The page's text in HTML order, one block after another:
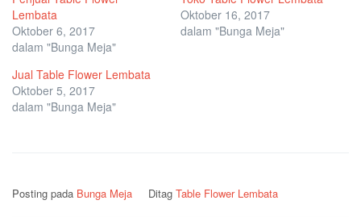
Lembata
Oktober 6, 2017
dalam "Bunga Meja"
Oktober 16, 2017
dalam "Bunga Meja"
Jual Table Flower Lembata
Oktober 5, 2017
dalam "Bunga Meja"
Posting pada Bunga Meja Ditag Table Flower Lembata